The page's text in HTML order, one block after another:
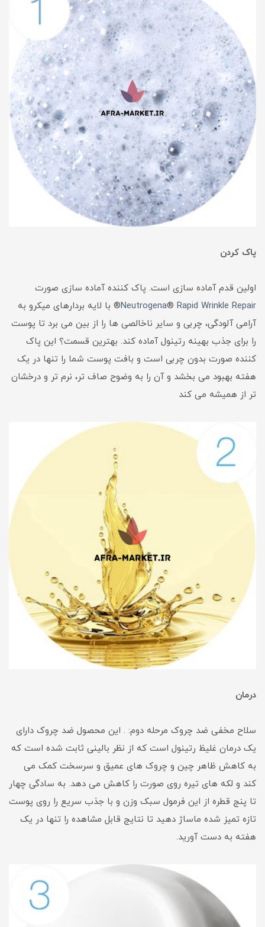
پاک کردن
اولین قدم آماده سازی است. پاک کننده آماده سازی صورت
Neutrogena® Rapid Wrinkle Repair
® با لایه بردارهای میکرو به
آرامی آلودگی، چربی و سایر ناخالصی ها را از بین می برد تا پوست
را برای جذب بهینه رتینول آماده کند. بهترین قسمت؟ این پاک
کننده صورت بدون چربی است و بافت پوست شما را تنها در یک
هفته بهبود می بخشد و آن را به وضوح صاف تر، نرم تر و درخشان
تر از همیشه می کند
درمان
سلاح مخفی ضد چروک مرحله دوم: . این محصول ضد چروک دارای
یک درمان غلیظ رتینول است که از نظر بالینی ثابت شده است که
به کاهش ظاهر چین و چروک های عمیق و سرسخت کمک می
کند و لکه های تیره روی صورت را کاهش می دهد. به سادگی چهار
تا پنج قطره از این فرمول سبک وزن و با جذب سریع را روی پوست
تازه تمیز شده ماساژ دهید تا نتایج قابل مشاهده را تنها در یک
هفته به دست آورید.